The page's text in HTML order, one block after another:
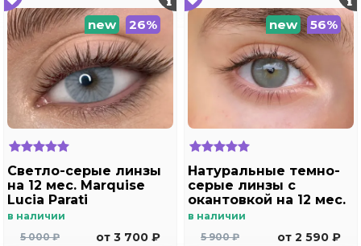
new 26%
Светло-серые линзы
на 12 мес. Marquise
Lucia Parati
в наличии
5 000 ₽
от 3 700 ₽
new 56%
Натуральные темно-
серые линзы c
окантовкой на 12 мес.
Marquise essvase gray
в наличии
5 900 ₽
от 2 590 ₽